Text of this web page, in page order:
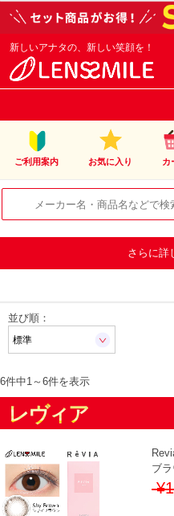
新しいアナタの、新しい笑顔を！
ご利用案内 お気に入り カ
さらに詳
並び順：
6件中1 ～ 6件を表示
レヴィア
ブ